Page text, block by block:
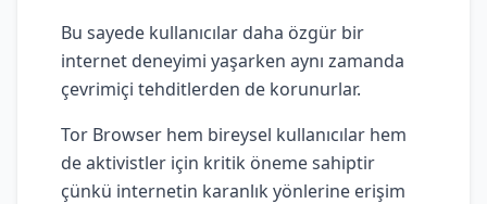
Bu sayede kullanıcılar daha özgür bir
internet deneyimi yaşarken aynı zamanda
çevrimiçi tehditlerden de korunurlar.
Tor Browser hem bireysel kullanıcılar hem
de aktivistler için kritik öneme sahiptir
çünkü internetin karanlık yönlerine erişim